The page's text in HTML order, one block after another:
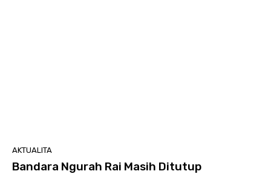
AKTUALITA
Bandara Ngurah Rai Masih Ditutup